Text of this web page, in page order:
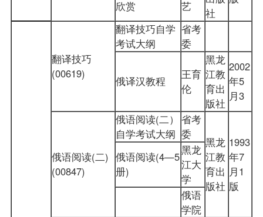
社
欣赏 艺
翻译技巧
(00619)
翻译技巧自学
考试大纲
省考
委
俄译汉教程
王育
伦
黑龙
江教
育出
版社
2002
年5
月3
俄语阅读(二)
(00847)
俄语阅读(二）
自学考试大纲
省考
委
黑龙
江教
育出
版社
1993
年7
月1
版
俄语阅读(4—5
册)
黑龙
江大
学
俄语
学院